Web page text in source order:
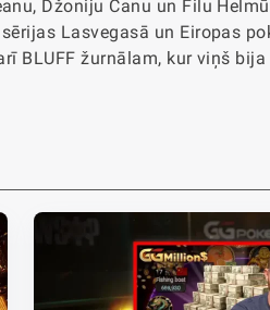
Džoniju Čanu un Filu
Lasvegasā un Eiropas
BLUFF žurnālam, kur viņš bija